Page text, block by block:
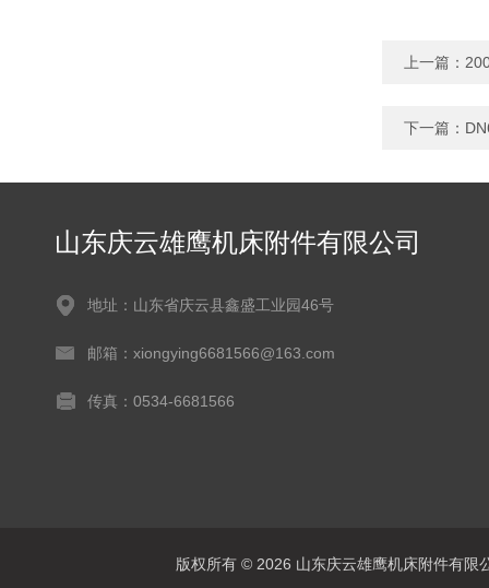
上一篇：
下一篇：
山东庆云雄鹰机床附件有限公司
地址：山东省庆云县鑫盛工业园46号
邮箱：xiongying6681566@163.com
传真：0534-6681566
版权所有 © 2026 山东庆云雄鹰机床附件有